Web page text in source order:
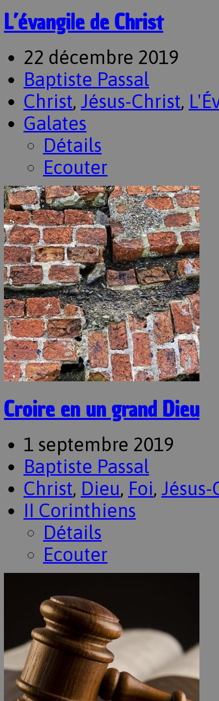
L’évangile de Christ
22 décembre 2019
Baptiste Passal
Christ, Jésus-Christ,
Galates
Détails
Ecouter
Croire en un grand Dieu
1 septembre 2019
Baptiste Passal
Christ, Dieu, Foi,
II Corinthiens
Détails
Ecouter